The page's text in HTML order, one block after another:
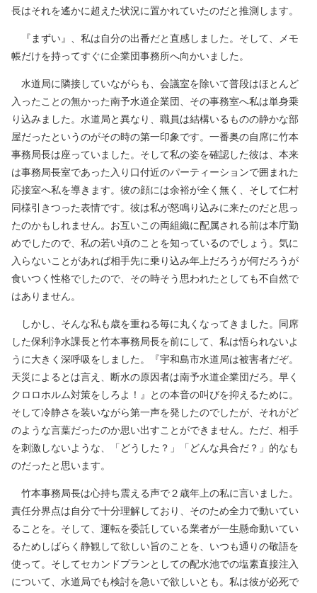
長はそれを遙かに超えた状況に置かれていたのだと推測します。
『まずい』、私は自分の出番だと直感しました。そして、メモ
帳だけを持ってすぐに企業団事務所へ向かいました。
水道局に隣接していながらも、会議室を除いて普段はほとんど
入ったことの無かった南予水道企業団、その事務室へ私は単身乗
り込みました。水道局と異なり、職員は結構いるものの静かな部
屋だったというのがその時の第一印象です。一番奥の自席に竹本
事務局長は座っていました。そして私の姿を確認した彼は、本来
は事務局長室であった入り口付近のパーティーションで囲まれた
応接室へ私を導きます。彼の顔には余裕が全く無く、そして仁村
同様引きつった表情です。彼は私が怒鳴り込みに来たのだと思っ
たのかもしれません。お互いこの両組織に配属される前は本庁勤
めでしたので、私の若い頃のことを知っているのでしょう。気に
入らないことがあれば相手先に乗り込み年上だろうが何だろうが
食いつく性格でしたので、その時そう思われたとしても不自然で
はありません。
しかし、そんな私も歳を重ねる毎に丸くなってきました。同席
した保利浄水課長と竹本事務局長を前にして、私は悟られないよ
うに大きく深呼吸をしました。『宇和島市水道局は被害者だぞ。
天災によるとは言え、断水の原因者は南予水道企業団だろ。早く
クロロホルム対策をしろよ！』との本音の叫びを抑えるために。
そして冷静さを装いながら第一声を発したのでしたが、それがど
のような言葉だったのか思い出すことができません。ただ、相手
を刺激しないような、「どうした？」「どんな具合だ？」的なも
のだったと思います。
竹本事務局長は心持ち震える声で２歳年上の私に言いました。
責任分界点は自分で十分理解しており、そのため全力で動いてい
ることを。そして、運転を委託している業者が一生懸命動いてい
るためしばらく静観して欲しい旨のことを、いつも通りの敬語を
使って。そしてセカンドプランとしての配水池での塩素直接注入
について、水道局でも検討を急いで欲しいとも。私は彼が必死で